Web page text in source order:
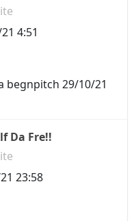
4:51
begnpitch 29/10/21
Da Fre!!
23:58